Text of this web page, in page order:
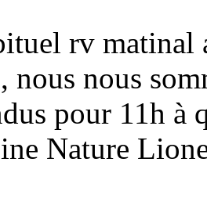
rv matinal
nous nous
pour 11h à
Nature